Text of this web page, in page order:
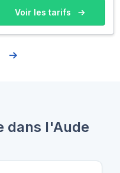
Voir les tarifs
dans l'Aude